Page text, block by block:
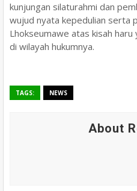
kunjungan silaturahmi dan
wujud nyata kepedulian serta
Lhokseumawe atas kisah
di wilayah hukumnya.
TAGS: NEWS
About